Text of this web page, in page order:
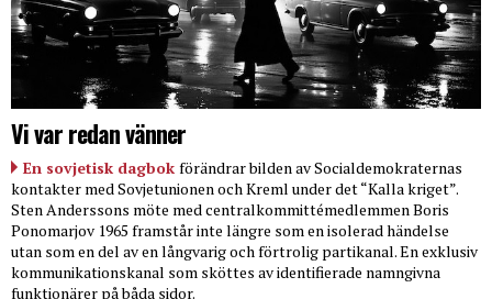
Vi var redan vänner
En sovjetisk dagbok förändrar bilden av Socialdemokraternas
kontakter med Sovjetunionen och Kreml under det “Kalla kriget”.
Sten Anderssons möte med centralkommittémedlemmen Boris
Ponomarjov 1965 framstår inte längre som en isolerad händelse
utan som en del av en långvarig och förtrolig partikanal. En exklusiv
kommunikationskanal som sköttes av identifierade namngivna
funktionärer på båda sidor.